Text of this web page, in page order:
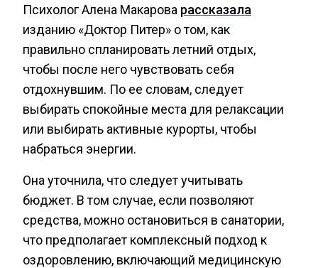
Психолог Алена Макарова рассказала
изданию «Доктор Питер» о том, как
правильно спланировать летний отдых,
чтобы после него чувствовать себя
отдохнувшим. По ее словам, следует
выбирать спокойные места для релаксации
или выбирать активные курорты, чтобы
набраться энергии.
Она уточнила, что следует учитывать
бюджет. В том случае, если позволяют
средства, можно остановиться в санатории,
что предполагает комплексный подход к
оздоровлению, включающий медицинскую